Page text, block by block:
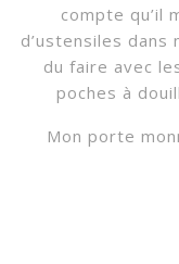
compte qu’il
d’ustensiles dans
du faire avec
poches à
Mon porte